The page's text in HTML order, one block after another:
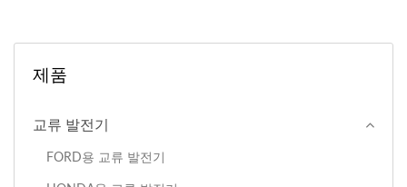
제품
교류 발전기
FORD용 교류 발전기